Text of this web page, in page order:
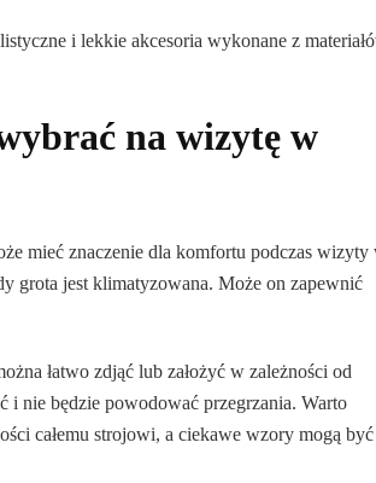
i lekkie akcesoria wykonane z
na wizytę w
mieć znaczenie dla komfortu podczas wizyty
grota jest klimatyzowana. Może on zapewnić
łatwo zdjąć lub założyć w zależności od
i nie będzie powodować przegrzania. Warto
całemu strojowi, a ciekawe wzory mogą być